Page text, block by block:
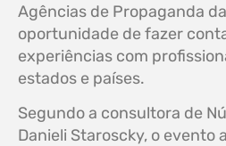
Agências de Propaganda
oportunidade de fazer
experiências com
estados e países.
Segundo a consultora de
Danieli Staroscky, o evento